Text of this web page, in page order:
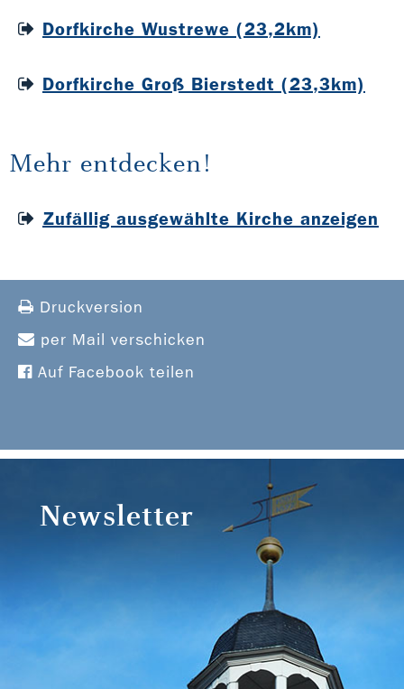
Dorfkirche Wustrewe (23,2km)
Dorfkirche Groß Bierstedt (23,3km)
Mehr entdecken!
Zufällig ausgewählte Kirche anzeigen
Druckversion
per Mail verschicken
Auf Facebook teilen
Newsletter